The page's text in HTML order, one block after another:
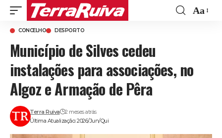
Aa
CONCELHO DESPORTO
Município de Silves cedeu
instalações para associações, no
Algoz e Armação de Pêra
Última Atualização: 2026/Jun/Qui
Terra Ruiva 2 meses atrás